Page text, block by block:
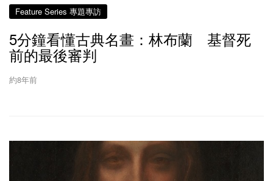
Feature Series 專題專訪
5分鐘看懂古典名畫：林布蘭 基督死
前的最後審判
約8年前